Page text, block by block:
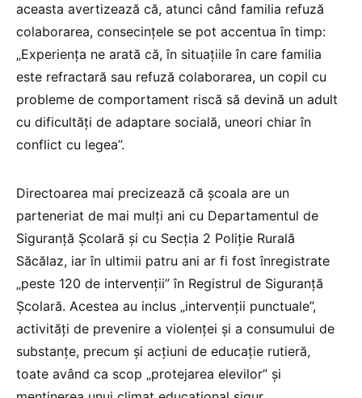
aceasta avertizează că, atunci când familia refuză
colaborarea, consecințele se pot accentua în timp:
„Experiența ne arată că, în situațiile în care familia
este refractară sau refuză colaborarea, un copil cu
probleme de comportament riscă să devină un adult
cu dificultăți de adaptare socială, uneori chiar în
conflict cu legea”.
Directoarea mai precizează că școala are un
parteneriat de mai mulți ani cu Departamentul de
Siguranță Școlară și cu Secția 2 Poliție Rurală
Săcălaz, iar în ultimii patru ani ar fi fost înregistrate
„peste 120 de intervenții” în Registrul de Siguranță
Școlară. Acestea au inclus „intervenții punctuale”,
activități de prevenire a violenței și a consumului de
substanțe, precum și acțiuni de educație rutieră,
toate având ca scop „protejarea elevilor” și